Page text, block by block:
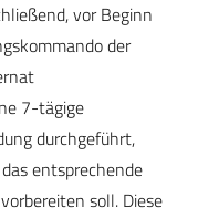
vor Beginn
der
7-tägige
durchgeführt,
entsprechende
soll. Diese